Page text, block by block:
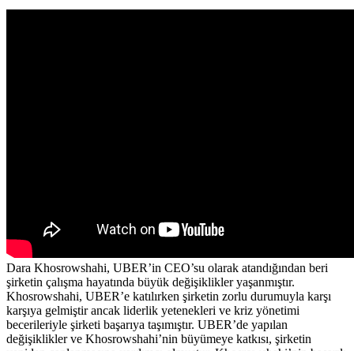
Dara Khosrowshahi, UBER’in CEO’su olarak atandığından beri
şirketin çalışma hayatında büyük değişiklikler yaşanmıştır.
Khosrowshahi, UBER’e katılırken şirketin zorlu durumuyla karşı
karşıya gelmiştir ancak liderlik yetenekleri ve kriz yönetimi
becerileriyle şirketi başarıya taşımıştır. UBER’de yapılan
değişiklikler ve Khosrowshahi’nin büyümeye katkısı, şirketin